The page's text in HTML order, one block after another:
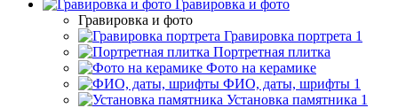
Гравировка и фото
Гравировка и фото
Гравировка портрета 1
Портретная плитка
Фото на керамике
ФИО, даты, шрифты 1
Установка памятника 1